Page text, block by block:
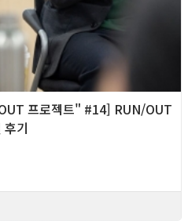
프로젝트" #14] RUN/OUT
기